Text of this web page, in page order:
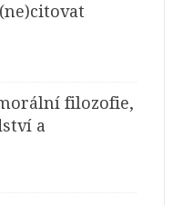
filozofie,
a